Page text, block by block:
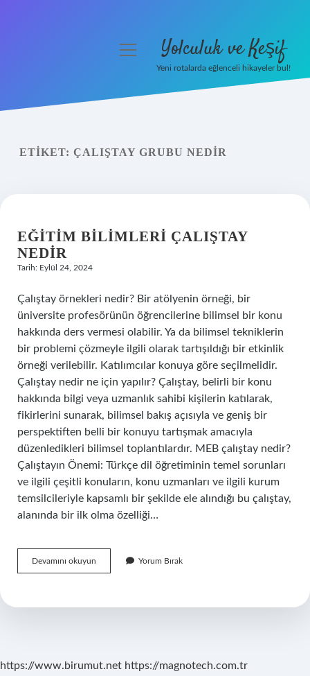
Yasal Uyarı
menüyü Yolculuk ve Keşif
Yeni rotalarda eğlenceli hikayeler bul!
ETIKET: ÇALIŞTAY GRUBU NEDIR
EĞITIM BILIMLERI ÇALIŞTAY
NEDIR
Tarih: Eylül 24, 2024
Çalıştay örnekleri nedir? Bir atölyenin örneği, bir
üniversite profesörünün öğrencilerine bilimsel bir konu
hakkında ders vermesi olabilir. Ya da bilimsel tekniklerin
bir problemi çözmeyle ilgili olarak tartışıldığı bir etkinlik
örneği verilebilir. Katılımcılar konuya göre seçilmelidir.
Çalıştay nedir ne için yapılır? Çalıştay, belirli bir konu
hakkında bilgi veya uzmanlık sahibi kişilerin katılarak,
fikirlerini sunarak, bilimsel bakış açısıyla ve geniş bir
perspektiften belli bir konuyu tartışmak amacıyla
düzenledikleri bilimsel toplantılardır. MEB çalıştay nedir?
Çalıştayın Önemi: Türkçe dil öğretiminin temel sorunları
ve ilgili çeşitli konuların, konu uzmanları ve ilgili kurum
temsilcileriyle kapsamlı bir şekilde ele alındığı bu çalıştay,
alanında bir ilk olma özelliği…
Devamını okuyun
Bilimleri
Yorum Bırak
https://www.birumut.net https://magnotech.com.tr